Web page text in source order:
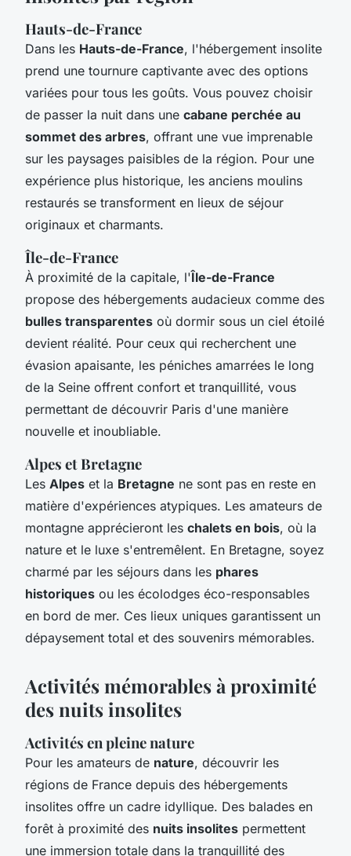
Hauts-de-France
Dans les Hauts-de-France, l'hébergement insolite
prend une tournure captivante avec des options
variées pour tous les goûts. Vous pouvez choisir
de passer la nuit dans une cabane perchée au
sommet des arbres, offrant une vue imprenable
sur les paysages paisibles de la région. Pour une
expérience plus historique, les anciens moulins
restaurés se transforment en lieux de séjour
originaux et charmants.
Île-de-France
À proximité de la capitale, l'Île-de-France
propose des hébergements audacieux comme des
bulles transparentes où dormir sous un ciel étoilé
devient réalité. Pour ceux qui recherchent une
évasion apaisante, les péniches amarrées le long
de la Seine offrent confort et tranquillité, vous
permettant de découvrir Paris d'une manière
nouvelle et inoubliable.
Alpes et Bretagne
Les Alpes et la Bretagne ne sont pas en reste en
matière d'expériences atypiques. Les amateurs de
montagne apprécieront les chalets en bois, où la
nature et le luxe s'entremêlent. En Bretagne, soyez
charmé par les séjours dans les phares
historiques ou les écolodges éco-responsables
en bord de mer. Ces lieux uniques garantissent un
dépaysement total et des souvenirs mémorables.
Activités mémorables à proximité
des nuits insolites
Activités en pleine nature
Pour les amateurs de nature, découvrir les
régions de France depuis des hébergements
insolites offre un cadre idyllique. Des balades en
forêt à proximité des nuits insolites permettent
une immersion totale dans la tranquillité des